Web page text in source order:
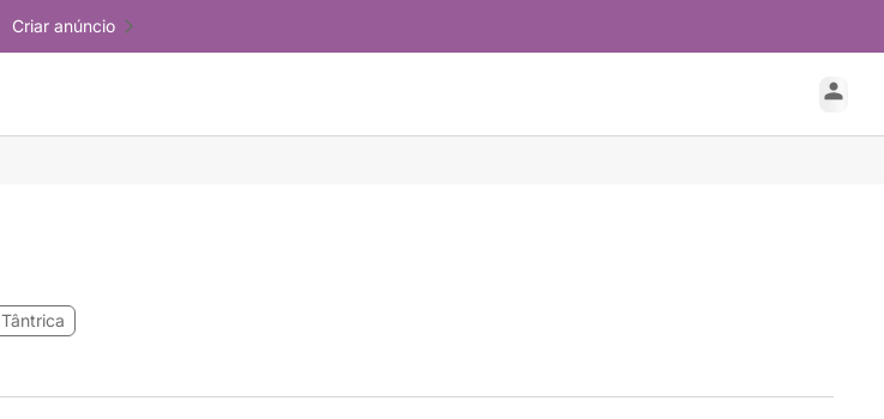
Criar anúncio
Tântrica